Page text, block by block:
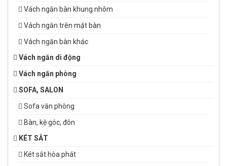
Vách ngăn bàn khung nhôm
Vách ngăn trên mặt bàn
Vách ngăn bàn khác
Vách ngăn di động
Vách ngăn phòng
SOFA, SALON
Sofa văn phòng
Bàn, kệ góc, đôn
KÉT SẮT
Két sắt hòa phát